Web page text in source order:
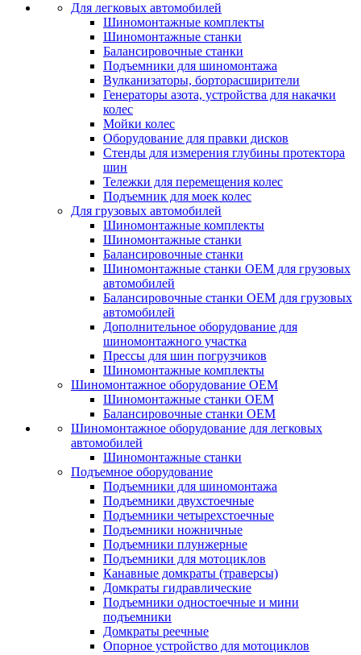
Для легковых автомобилей
Шиномонтажные комплекты
Шиномонтажные станки
Балансировочные станки
Подъемники для шиномонтажа
Вулканизаторы, борторасширители
Генераторы азота, устройства для накачки
колес
Мойки колес
Оборудование для правки дисков
Стенды для измерения глубины протектора
шин
Тележки для перемещения колес
Подъемник для моек колеc
Для грузовых автомобилей
Шиномонтажные комплекты
Шиномонтажные станки
Балансировочные станки
Шиномонтажные станки ОЕМ для грузовых
автомобилей
Балансировочные станки ОЕМ для грузовых
автомобилей
Дополнительное оборудование для
шиномонтажного участка
Прессы для шин погрузчиков
Шиномонтажные комплекты
Шиномонтажное оборудование ОЕМ
Шиномонтажные станки ОЕМ
Балансировочные станки ОЕМ
Шиномонтажное оборудование для легковых
автомобилей
Шиномонтажные станки
Подъемное оборудование
Подъемники для шиномонтажа
Подъемники двухстоечные
Подъемники четырехстоечные
Подъемники ножничные
Подъемники плунжерные
Подъемники для мотоциклов
Канавные домкраты (траверсы)
Домкраты гидравлические
Подъемники одностоечные и мини
подъемники
Домкраты реечные
Опорное устройство для мотоциклов